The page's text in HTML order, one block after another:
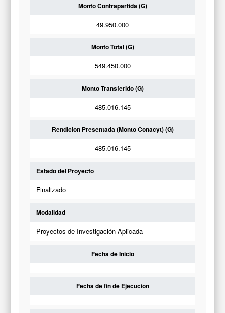
Monto Contrapartida (G)
49.950.000
Monto Total (G)
549.450.000
Monto Transferido (G)
485.016.145
Rendicion Presentada (Monto Conacyt) (G)
485.016.145
Estado del Proyecto
Finalizado
Modalidad
Proyectos de Investigación Aplicada
Fecha de Inicio
Fecha de fin de Ejecucion